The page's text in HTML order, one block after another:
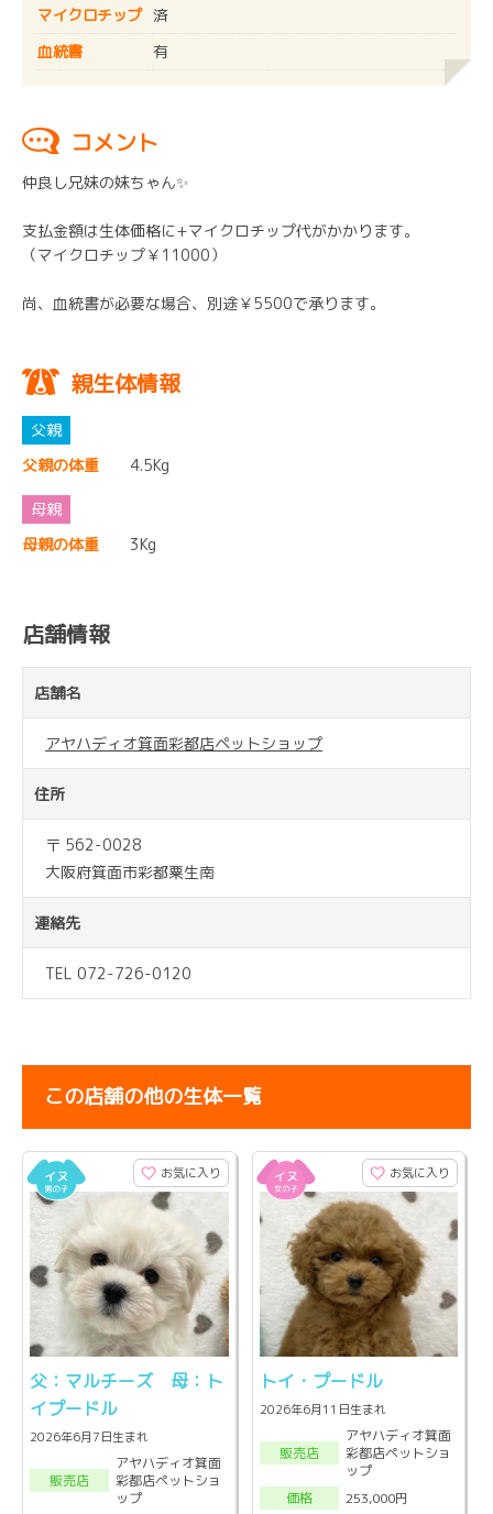
マイクロチップ 済
血統書
有
コメント
仲良し兄妹の妹ちゃん✨
支払金額は生体価格に+マイクロチップ代がかかります。
（マイクロチップ￥11000）
尚、血統書が必要な場合、別途￥5500で承ります。
親生体情報
父親の体重 4.5Kg
母親の体重 3Kg
店舗情報
店舗名
アヤハディオ箕面彩都店ペットショップ
住所
〒 562-0028
大阪府箕面市彩都粟生南
連絡先
TEL 072-726-0120
この店舗の他の生体一覧
お気に入り
父：マルチーズ 母：ト
イプードル
2026年6月7日生まれ
販売店
アヤハディオ箕面
彩都店ペットショ
ップ
お気に入り
トイ・プードル
2026年6月11日生まれ
販売店
アヤハディオ箕面
彩都店ペットショ
ップ
価格
253,000円